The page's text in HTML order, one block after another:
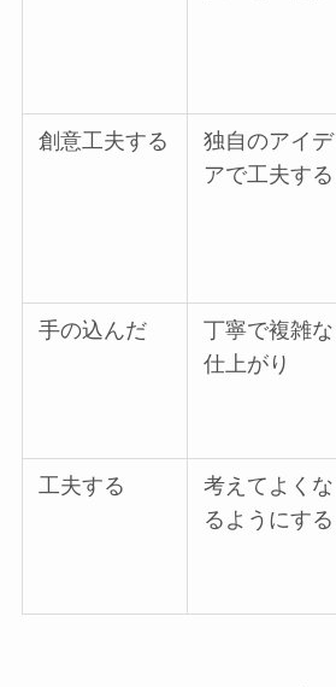
創意工夫する
独自のアイデ
アで工夫する
手の込んだ
丁寧で複雑な
仕上がり
工夫する
考えてよくな
るようにする